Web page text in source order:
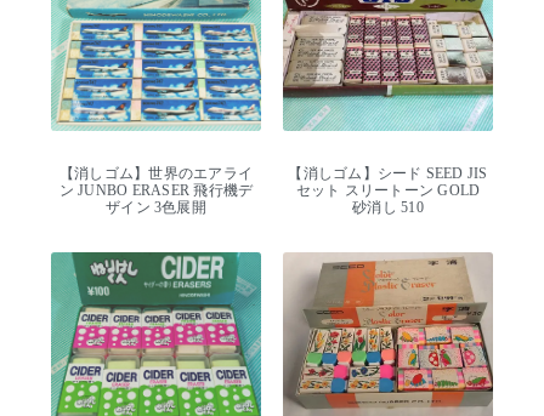
【消しゴム】世界のエアライ
ン JUNBO ERASER 飛行機デ
ザイン 3色展開
【消しゴム】シード SEED JIS
セット スリートーン GOLD
砂消し 510